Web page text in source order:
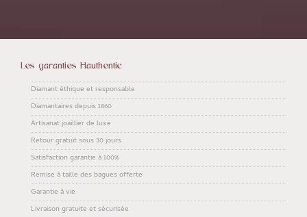
Les garanties Hauthentic
Diamant éthique et responsable
Diamantaires depuis 1860
Artisanat joaillier de luxe
Retour gratuit sous 30 jours
Satisfaction garantie à 100%
Remise à taille des bagues offerte
Garantie à vie
Livraison gratuite et sécurisée